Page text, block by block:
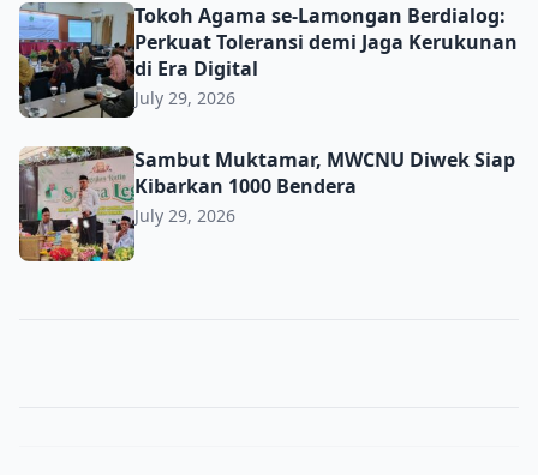
Tokoh Agama se-Lamongan Berdialog: Perkuat
Tokoh Agama se-Lamongan Berdialog:
Perkuat Toleransi demi Jaga Kerukunan
di Era Digital
July 29, 2026
Sambut Muktamar, MWCNU Diwek Siap Kibarkan 1000
Sambut Muktamar, MWCNU Diwek Siap
Kibarkan 1000 Bendera
July 29, 2026